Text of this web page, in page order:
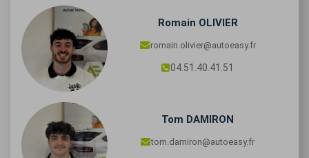
Romain OLIVIER
romain.olivier@autoeasy.fr
04.51.40.41.51
Tom DAMIRON
tom.damiron@autoeasy.fr